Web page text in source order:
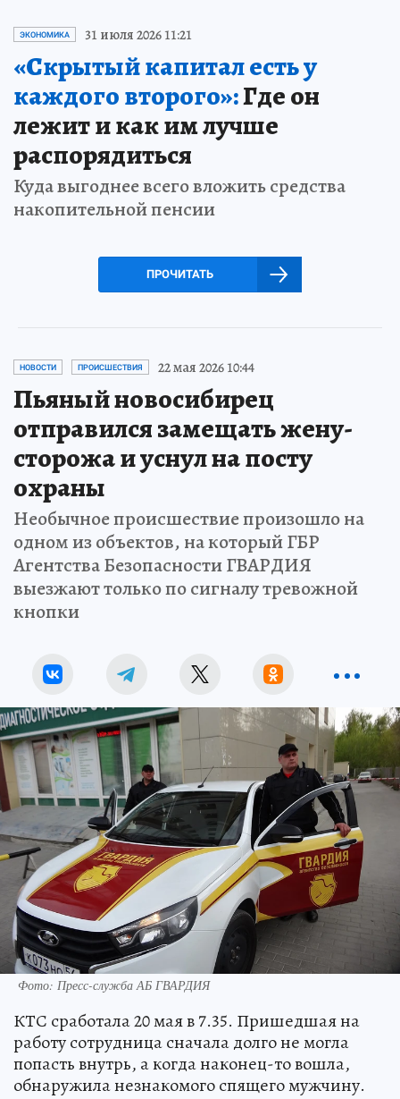
ЭКОНОМИКА 31 июля 2026 11:21
«Скрытый капитал есть у
каждого второго»:Где он
лежит и как им лучше
распорядиться
Куда выгоднее всего вложить средства
накопительной пенсии
ПРОЧИТАТЬ
НОВОСТИ ПРОИСШЕСТВИЯ 22 мая 2026 10:44
Пьяный новосибирец
отправился замещать жену-
сторожа и уснул на посту
охраны
Необычное происшествие произошло на
одном из объектов, на который ГБР
Агентства Безопасности ГВАРДИЯ
выезжают только по сигналу тревожной
кнопки
Фото: Пресс-служба АБ ГВАРДИЯ
КТС сработала 20 мая в 7.35. Пришедшая на
работу сотрудница сначала долго не могла
попасть внутрь, а когда наконец-то вошла,
обнаружила незнакомого спящего мужчину.